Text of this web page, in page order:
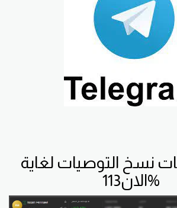
نسخ التوصيات لغاية
الان113%